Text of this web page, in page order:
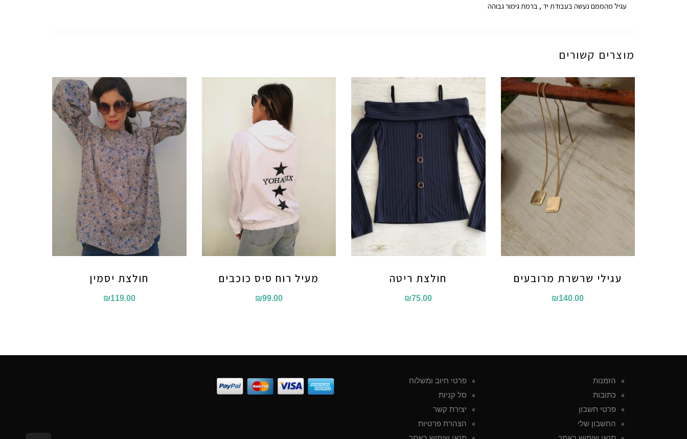
עגיל מהממם נעשה בעבודת יד , ברמת גימור גבוהה
מוצרים קשורים
חולצת יסמין
₪119.00
מעיל רוח סיס כוכבים
₪99.00
חולצת ריטה
₪75.00
עגילי שרשרת מרובעים
₪140.00
הזמנות
כתובות
פרטי חשבון
החשבון שלי
פרטי חיוב ומשלוח
סל קניות
יצירת קשר
הצהרת פרטיות